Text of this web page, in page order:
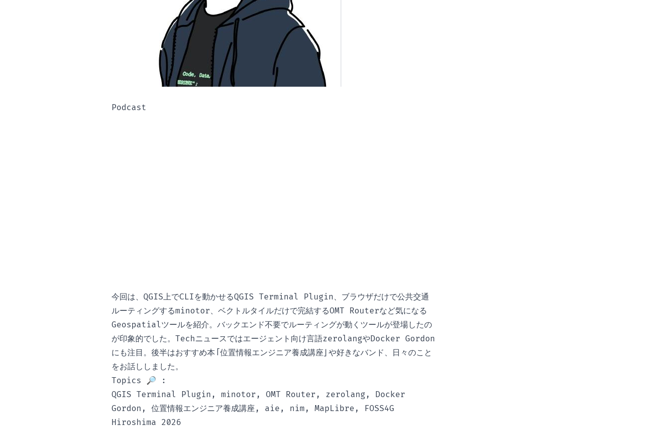
Podcast
今回は、QGIS上でCLIを動かせるQGIS Terminal Plugin、ブラウザだけで公共交通
ルーティングするminotor、ベクトルタイルだけで完結するOMT Routerなど気になる
Geospatialツールを紹介。バックエンド不要でルーティングが動くツールが登場したの
が印象的でした。Techニュースではエージェント向け言語zerolangやDocker Gordon
にも注目。後半はおすすめ本「位置情報エンジニア養成講座」や好きなバンド、日々のこと
をお話ししました。
Topics 🔎 :
QGIS Terminal Plugin, minotor, OMT Router, zerolang, Docker
Gordon, 位置情報エンジニア養成講座, aie, nim, MapLibre, FOSS4G
Hiroshima 2026